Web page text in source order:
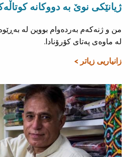
ژیانێکی نوێ بە دووکانە
من و ژنەکەم بەردەوام بووین لە
لە ماوەی پەتای کۆرۆنادا.
زانیاریی زیاتر >